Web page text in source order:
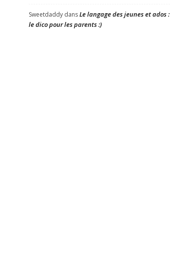
Sweetdaddy dansLe langage des jeunes et ados :
le dico pour les parents :)